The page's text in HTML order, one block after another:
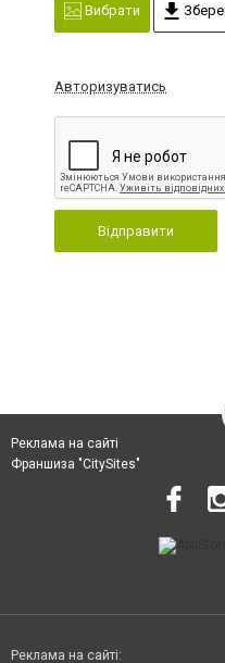
Вибрати
Авторизуватись
Відправити
Реклама на сайті
Франшиза "CitySites"
Реклама на сайті: